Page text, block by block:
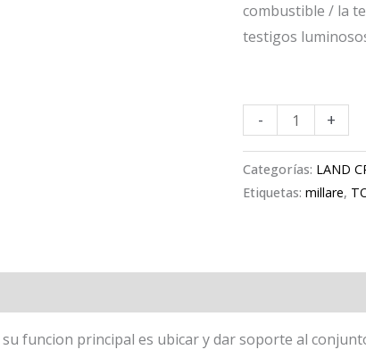
combustible / la
testigos
- +
Categorías: LAND
Etiquetas:millare,
su funcion principal es ubicar y dar soporte al